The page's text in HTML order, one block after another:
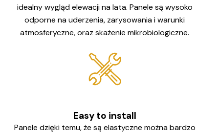
idealny wygląd elewacji na lata. Panele są wysoko
odporne na uderzenia, zarysowania i warunki
atmosferyczne, oraz skażenie mikrobiologiczne.
Easy to install
Panele dzięki temu, że są elastyczne można bardzo